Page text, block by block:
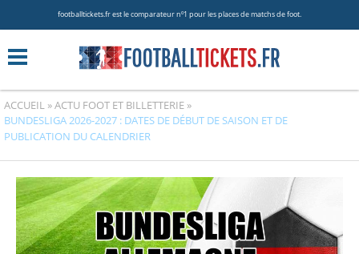
footballtickets.fr est le comparateur nº1 pour les places de matchs de foot.
ACCUEIL »ACTU FOOT ET BILLETTERIE »
BUNDESLIGA 2026-2027 : DATES DE DÉBUT DE SAISON ET DE
PUBLICATION DU CALENDRIER